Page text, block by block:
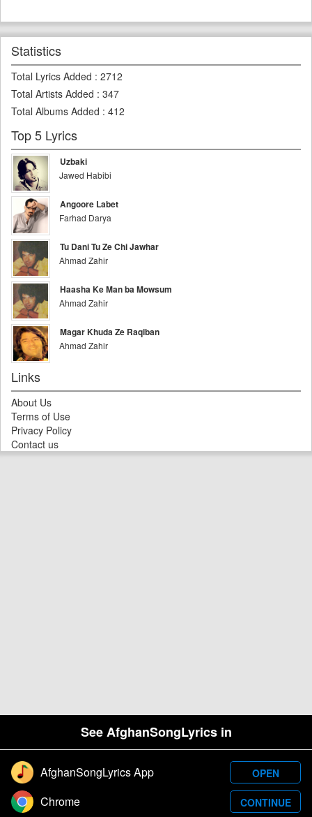
See AfghanSongLyrics in
AfghanSongLyrics App OPEN
Chrome CONTINUE
Statistics
Total Lyrics Added : 2712
Total Artists Added : 347
Total Albums Added : 412
Top 5 Lyrics
Uzbaki
Jawed Habibi
Angoore Labet
Farhad Darya
Tu Dani Tu Ze Chi Jawhar
Ahmad Zahir
Haasha Ke Man ba Mowsum
Ahmad Zahir
Magar Khuda Ze Raqiban
Ahmad Zahir
Links
About Us
Terms of Use
Privacy Policy
Contact us
Designed and developed by Samim Wafa. Â© 2026